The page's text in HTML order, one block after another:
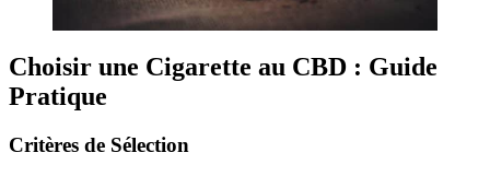
Choisir une Cigarette au CBD : Guide
Pratique
Critères de Sélection